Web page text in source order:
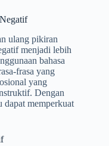
ulang pikiran
menjadi lebih
bahasa
frasa yang
yang
Dengan
memperkuat